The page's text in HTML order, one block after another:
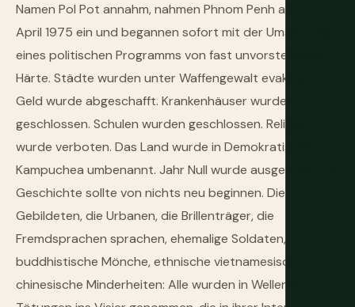
Namen Pol Pot annahm, nahmen Phnom Penh am 17.
April 1975 ein und begannen sofort mit der Umsetzung
eines politischen Programms von fast unvorstellbarer
Härte. Städte wurden unter Waffengewalt evakuiert.
Geld wurde abgeschafft. Krankenhäuser wurden
geschlossen. Schulen wurden geschlossen. Religion
wurde verboten. Das Land wurde in Demokratisches
Kampuchea umbenannt. Jahr Null wurde ausgerufen: Die
Geschichte sollte von nichts neu beginnen. Die
Gebildeten, die Urbanen, die Brillenträger, die
Fremdsprachen sprachen, ehemalige Soldaten,
buddhistische Mönche, ethnische vietnamesische und
chinesische Minderheiten: Alle wurden in Wellen von